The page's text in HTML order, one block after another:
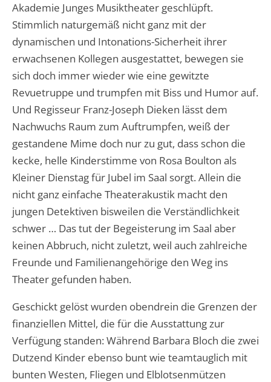
Akademie Junges Musiktheater geschlüpft.
Stimmlich naturgemäß nicht ganz mit der
dynamischen und Intonations-Sicherheit ihrer
erwachsenen Kollegen ausgestattet, bewegen sie
sich doch immer wieder wie eine gewitzte
Revuetruppe und trumpfen mit Biss und Humor auf.
Und Regisseur Franz-Joseph Dieken lässt dem
Nachwuchs Raum zum Auftrumpfen, weiß der
gestandene Mime doch nur zu gut, dass schon die
kecke, helle Kinderstimme von Rosa Boulton als
Kleiner Dienstag für Jubel im Saal sorgt. Allein die
nicht ganz einfache Theaterakustik macht den
jungen Detektiven bisweilen die Verständlichkeit
schwer … Das tut der Begeisterung im Saal aber
keinen Abbruch, nicht zuletzt, weil auch zahlreiche
Freunde und Familienangehörige den Weg ins
Theater gefunden haben.
Geschickt gelöst wurden obendrein die Grenzen der
finanziellen Mittel, die für die Ausstattung zur
Verfügung standen: Während Barbara Bloch die zwei
Dutzend Kinder ebenso bunt wie teamtauglich mit
bunten Westen, Fliegen und Elblotsenmützen